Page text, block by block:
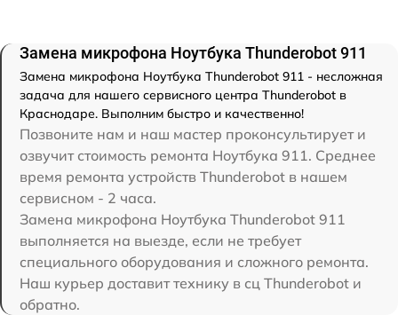
Замена микрофона Ноутбука Thunderobot 911
Замена микрофона Ноутбука Thunderobot 911 - несложная
задача для нашего сервисного центра Thunderobot в
Краснодаре. Выполним быстро и качественно!
Позвоните нам и наш мастер проконсультирует и
озвучит стоимость ремонта Ноутбука 911. Среднее
время ремонта устройств Thunderobot в нашем
сервисном - 2 часа.
Замена микрофона Ноутбука Thunderobot 911
выполняется на выезде, если не требует
специального оборудования и сложного ремонта.
Наш курьер доставит технику в сц Thunderobot и
обратно.